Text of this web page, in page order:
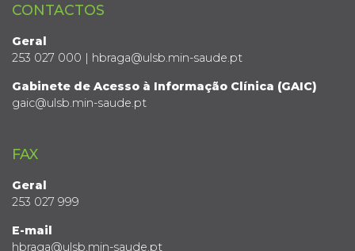
CONTACTOS
Geral
253 027 000 | hbraga@ulsb.min-saude.pt
Gabinete de Acesso à Informação Clínica (GAIC)
gaic@ulsb.min-saude.pt
FAX
Geral
253 027 999
E-mail
hbraga@ulsb.min-saude.pt